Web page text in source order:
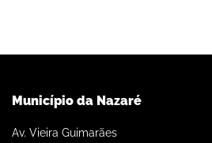
Município da Nazaré
Av. Vieira Guimarães